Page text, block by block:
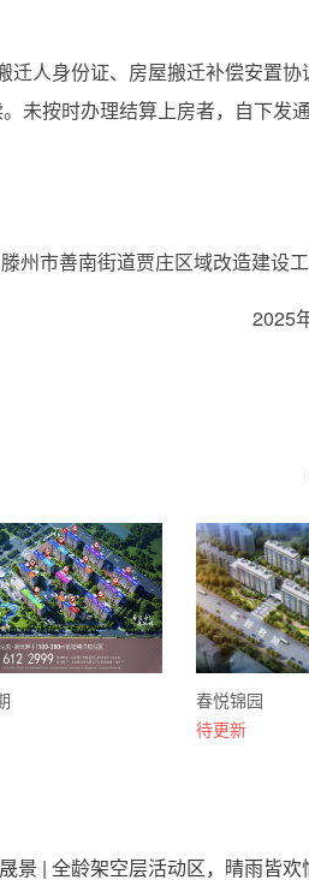
人身份证、房屋搬迁补偿安置协
未按时办理结算上房者，自下发
市善南街道贾庄区域改造建设
2025年
春悦锦园
待更新
景 | 全龄架空层活动区，晴雨皆欢